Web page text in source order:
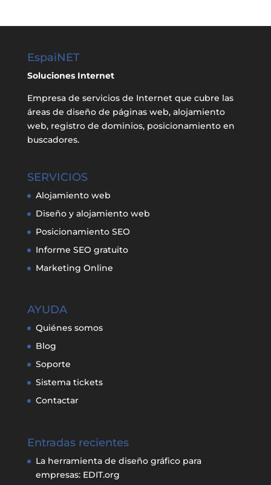
EspaiNET
Soluciones Internet
Empresa de servicios de Internet que cubre las
áreas de diseño de páginas web, alojamiento
web, registro de dominios, posicionamiento en
buscadores.
SERVICIOS
Alojamiento web
Diseño y alojamiento web
Posicionamiento SEO
Informe SEO gratuito
Marketing Online
AYUDA
Quiénes somos
Blog
Soporte
Sistema tickets
Contactar
Entradas recientes
La herramienta de diseño gráfico para
empresas: EDIT.org